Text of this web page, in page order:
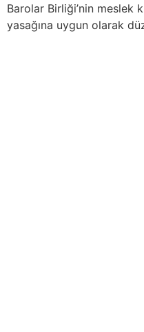
Barolar Birliği’nin meslek
yasağına uygun olarak